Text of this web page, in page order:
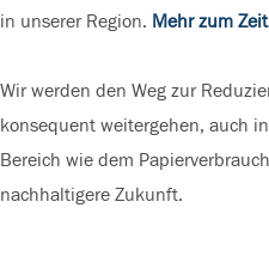
in unserer Region. Mehr zum
Wir werden den Weg zur
konsequent weitergehen, auch
Bereich wie dem
nachhaltigere Zukunft.